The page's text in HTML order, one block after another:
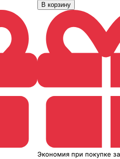
В корзину
Экономия при покупке